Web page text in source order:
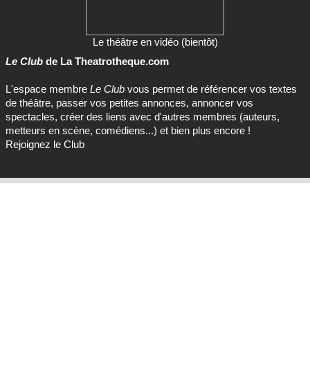
Le théâtre en vidéo (bientôt)
Le Club de La Theatrotheque.com
L'espace membre Le Club vous permet de référencer vos textes
de théâtre, passer vos petites annonces, annoncer vos
spectacles, créer des liens avec d'autres membres (auteurs,
metteurs en scène, comédiens...) et bien plus encore !
Rejoignez le Club